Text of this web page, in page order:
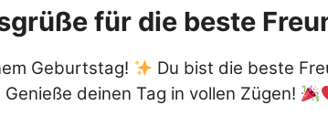
für die beste
Geburtstag!
Du bist die beste
deinen Tag in vollen Zügen!